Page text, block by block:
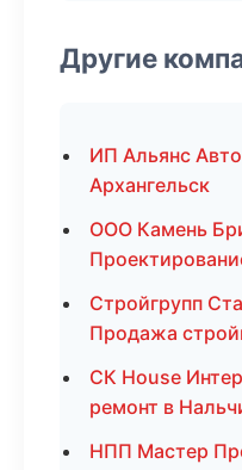
Другие
ИП Альянс
Архангельск
ООО Камень
Стройгрупп
Продажа
СК House
ремонт в
НПП Мастер